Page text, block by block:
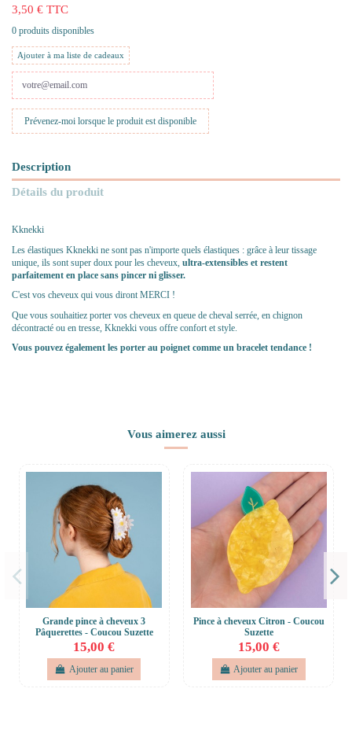
3,50 € TTC
0 produits disponibles
Ajouter à ma liste de cadeaux
Description
Détails du produit
Kknekki
Les élastiques Kknekki ne sont pas n'importe quels élastiques : grâce à leur tissage
unique, ils sont super doux pour les cheveux, ultra-extensibles et restent
parfaitement en place sans pincer ni glisser.
C'est vos cheveux qui vous diront MERCI !
Que vous souhaitiez porter vos cheveux en queue de cheval serrée, en chignon
décontracté ou en tresse, Kknekki vous offre confort et style.
Vous pouvez également les porter au poignet comme un bracelet tendance !
Vous aimerez aussi
Grande pince à cheveux 3
Pâquerettes - Coucou Suzette
15,00 €
Ajouter au panier
Pince à cheveux Citron - Coucou
Suzette
15,00 €
Ajouter au panier